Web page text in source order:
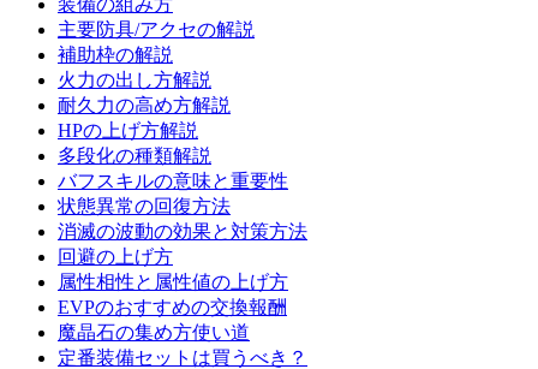
装備の組み方
主要防具/アクセの解説
補助枠の解説
火力の出し方解説
耐久力の高め方解説
HPの上げ方解説
多段化の種類解説
バフスキルの意味と重要性
状態異常の回復方法
消滅の波動の効果と対策方法
回避の上げ方
属性相性と属性値の上げ方
EVPのおすすめの交換報酬
魔晶石の集め方使い道
定番装備セットは買うべき？